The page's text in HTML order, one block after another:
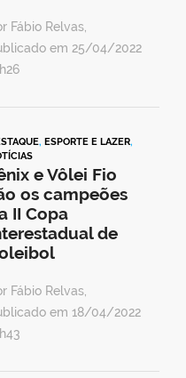
Fábio Relvas,
em 25/04/2022
, ESPORTE E LAZER,
e Vôlei Fio
os campeões
II Copa
de
Fábio Relvas,
em 18/04/2022